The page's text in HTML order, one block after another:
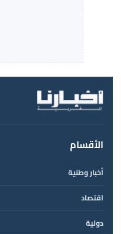
الأقسام
أخبار وطنية
اقتصاد
دولية